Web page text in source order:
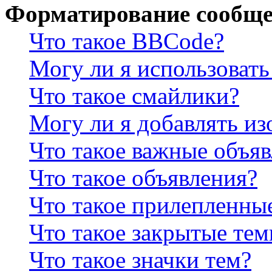
Форматирование
Что такое BBCode?
Могу ли я
Что такое смайлики?
Могу ли я добавлять
Что такое важные
Что такое объявления?
Что такое
Что такое закрытые
Что такое значки тем?